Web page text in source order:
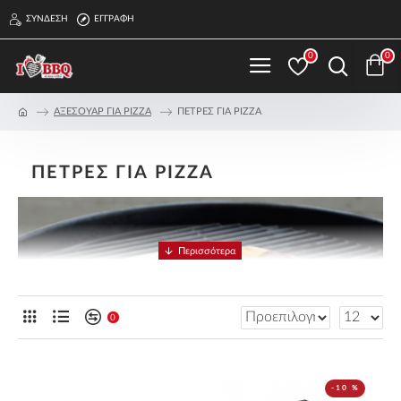
ΣΎΝΔΕΣΗ ΕΓΓΡΑΦΉ
0 0
ΑΞΕΣΟΥΑΡ ΓΙΑ PIZZA ΠΕΤΡΕΣ ΓΙΑ PIZZA
ΠΕΤΡΕΣ ΓΙΑ PIZZA
0
-10 %